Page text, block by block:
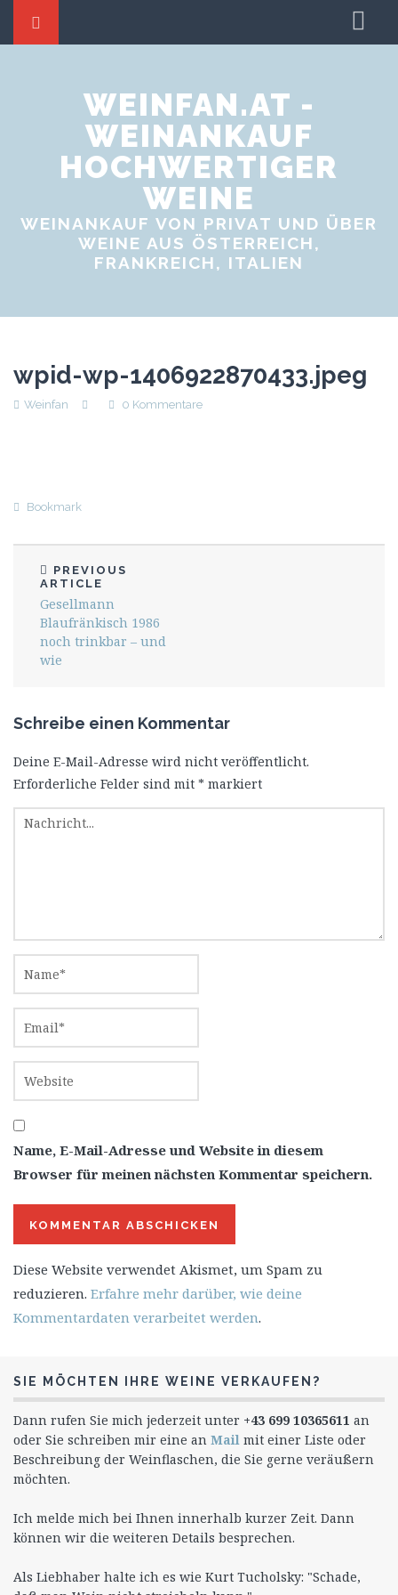
Weine tauschen
Weinproben
Weinevents
WEINFAN.AT -
WEINANKAUF
HOCHWERTIGER
WEINE
WEINANKAUF VON PRIVAT UND ÜBER
WEINE AUS ÖSTERREICH,
FRANKREICH, ITALIEN
wpid-wp-1406922870433.jpeg
Weinfan 0 Kommentare
Bookmark
PREVIOUS
ARTICLE
Gesellmann
Blaufränkisch 1986
noch trinkbar – und
wie
Schreibe einen Kommentar
Deine E-Mail-Adresse wird nicht veröffentlicht.
Erforderliche Felder sind mit * markiert
Name, E-Mail-Adresse und Website in diesem
Browser für meinen nächsten Kommentar speichern.
Diese Website verwendet Akismet, um Spam zu
reduzieren. Erfahre mehr darüber, wie deine
Kommentardaten verarbeitet werden.
SIE MÖCHTEN IHRE WEINE VERKAUFEN?
Dann rufen Sie mich jederzeit unter +43 699 10365611 an
oder Sie schreiben mir eine an Mail mit einer Liste oder
Beschreibung der Weinflaschen, die Sie gerne veräußern
möchten.
Ich melde mich bei Ihnen innerhalb kurzer Zeit. Dann
können wir die weiteren Details besprechen.
Als Liebhaber halte ich es wie Kurt Tucholsky: "Schade,